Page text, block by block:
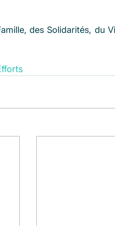
des Solidarités, du